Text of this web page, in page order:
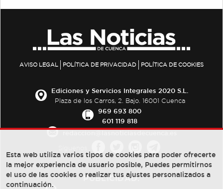
AVISO LEGAL POLÍTICA DE PRIVACIDAD POLÍTICA DE COOKIES
Ediciones y Servicios Integrales 2020 S.L.
Plaza de los Carros, 2. Bajo. 16001 Cuenca
969 693 800
601 119 818
PUBLICIDAD:
Esta web utiliza varios tipos de cookies para poder ofrecerte
la mejor experiencia de usuario posible, Puedes permitirnos
el uso de las cookies o realizar tus ajustes personalizados a
continuación.